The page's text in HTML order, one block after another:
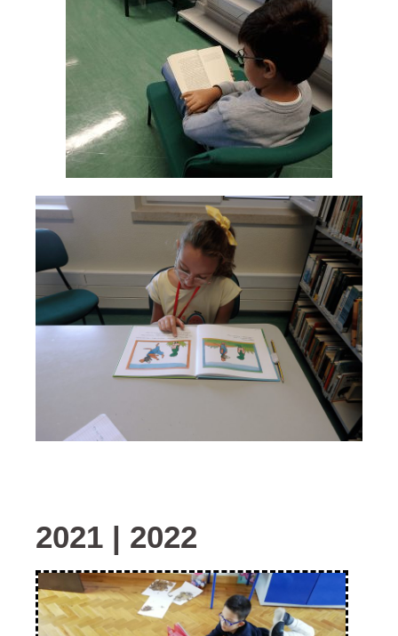
2021 | 2022